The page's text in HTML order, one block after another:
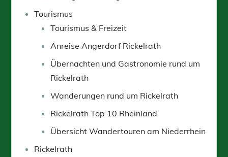
Tourismus
Tourismus & Freizeit
Anreise Angerdorf Rickelrath
Übernachten und Gastronomie rund um
Rickelrath
Wanderungen rund um Rickelrath
Rickelrath Top 10 Rheinland
Übersicht Wandertouren am Niederrhein
Rickelrath